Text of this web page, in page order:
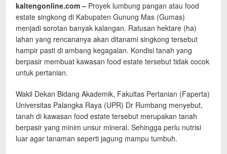
kaltengonline.com – Proyek lumbung pangan atau food
estate singkong di Kabupaten Gunung Mas (Gumas)
menjadi sorotan banyak kalangan. Ratusan hektare (ha)
lahan yang rencananya akan ditanami singkong tersebut
hampir pasti di ambang kegagalan. Kondisi tanah yang
berpasir membuat kawasan food estate tersebut tidak cocok
untuk pertanian.
Wakil Dekan Bidang Akademik, Fakultas Pertanian (Faperta)
Universitas Palangka Raya (UPR) Dr Rumbang menyebut,
tanah di kawasan food estate tersebut merupakan tanah
berpasir yang minim unsur mineral. Sehingga perlu nutrisi
luar agar tanaman seperti jagung mampu tumbuh.